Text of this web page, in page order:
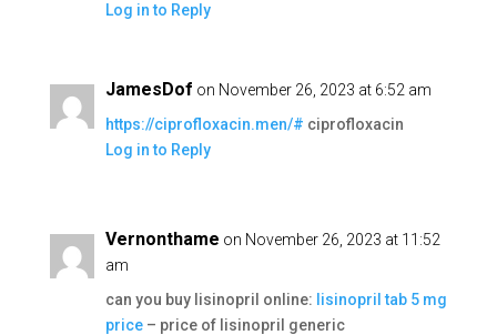
Log in to Reply
JamesDof on November 26, 2023 at 6:52 am
https://ciprofloxacin.men/# ciprofloxacin
Log in to Reply
Vernonthame on November 26, 2023 at 11:52
am
can you buy lisinopril online: lisinopril tab 5 mg
price– price of lisinopril generic